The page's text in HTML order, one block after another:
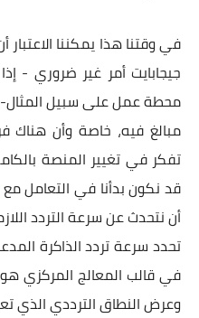
جيجابايت أمر غير ضروري -
مبالغ فيه، خاصة وأن
تفكر في تغيير المنصة
قد نكون بدأنا في التعامل
أن نتحدث عن سرعة التردد
تحدد سرعة تردد الذاكرة
في قالب المعالج المركزي
وعرض النطاق الترددي الذي